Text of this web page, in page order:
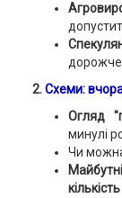
2.Схеми:
Огляд
минулі
Чи